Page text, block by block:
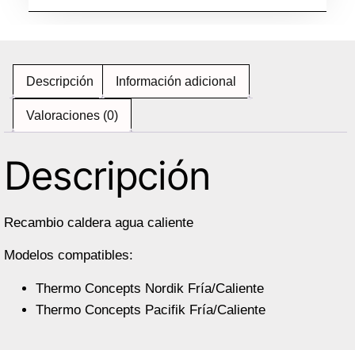
Descripción Información adicional
Valoraciones (0)
Descripción
Recambio caldera agua caliente
Modelos compatibles:
Thermo Concepts Nordik Fría/Caliente
Thermo Concepts Pacifik Fría/Caliente